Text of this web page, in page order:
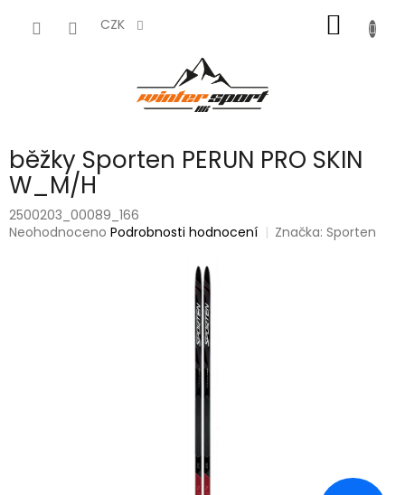
CZK
KOŠÍK
běžky Sporten PERUN PRO SKIN
W_M/H
2500203_00089_166
Průměrné
Neohodnoceno Podrobnosti hodnocení Značka:Sporten